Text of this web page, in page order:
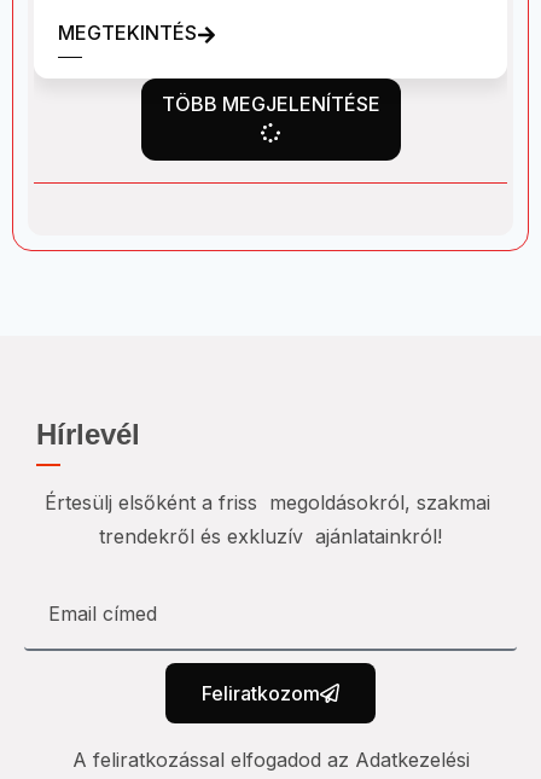
MEGTEKINTÉS
TÖBB MEGJELENÍTÉSE
Hírlevél
Értesülj elsőként a friss megoldásokról, szakmai
trendekről és exkluzív ajánlatainkról!
Feliratkozom
A feliratkozással elfogadod az Adatkezelési